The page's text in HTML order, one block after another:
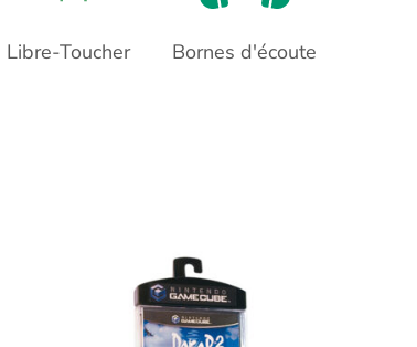
Libre-Toucher Bornes d'écoute